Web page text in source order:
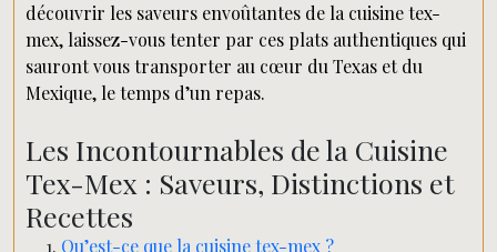
découvrir les saveurs envoûtantes de la cuisine tex-
mex, laissez-vous tenter par ces plats authentiques qui
sauront vous transporter au cœur du Texas et du
Mexique, le temps d’un repas.
Les Incontournables de la Cuisine
Tex-Mex : Saveurs, Distinctions et
Recettes
Qu’est-ce que la cuisine tex-mex ?